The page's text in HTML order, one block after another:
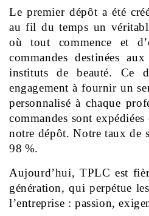
Le premier dépôt a été
au fil du temps un
où tout commence et
commandes destinées
instituts de beauté. Ce
engagement à fournir un
personnalisé à chaque
commandes sont
notre dépôt. Notre taux de
98 %.
Aujourd’hui, TPLC est
génération, qui perpétue
l’entreprise : passion,